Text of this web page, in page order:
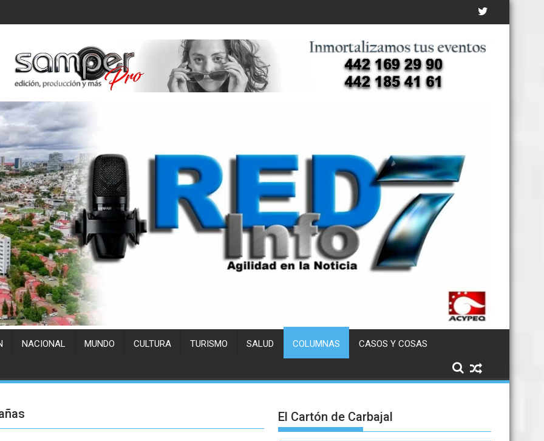
NACIONAL MUNDO CULTURA TURISMO SALUD COLUMNAS CASOS Y COSAS
El Cartón de Carbajal